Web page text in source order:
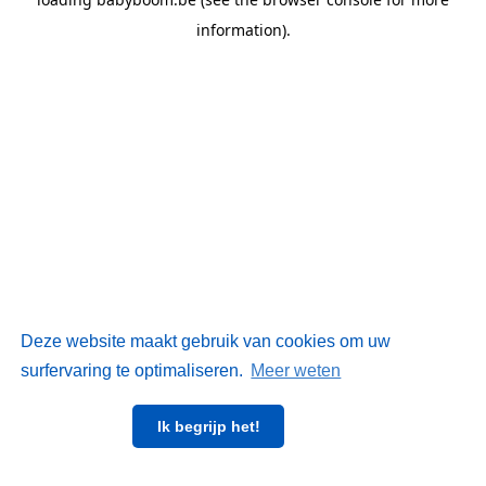
Deze website maakt gebruik van cookies om uw
surfervaring te optimaliseren. Meer weten
Ik begrijp het!
information).